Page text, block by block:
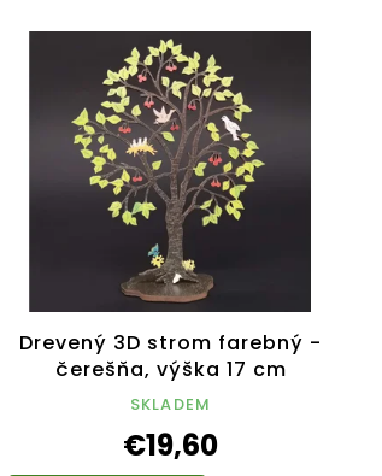
Drevený 3D strom farebný -
čerešňa, výška 17 cm
SKLADEM
€19,60